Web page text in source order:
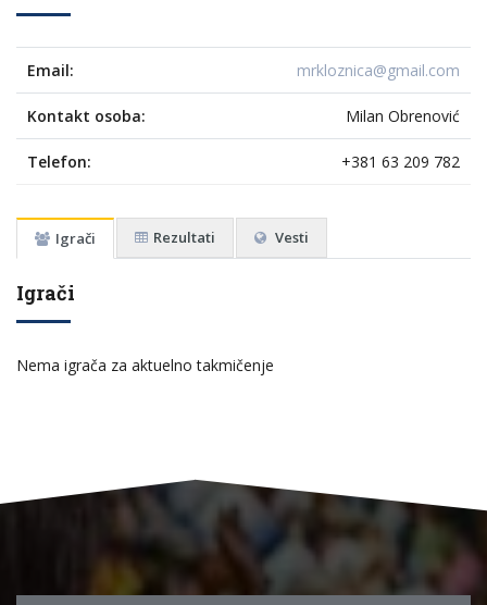
Email: mrkloznica@gmail.com
Kontakt osoba: Milan Obrenović
Telefon: +381 63 209 782
Igrači Rezultati Vesti
Igrači
Nema igrača za aktuelno takmičenje